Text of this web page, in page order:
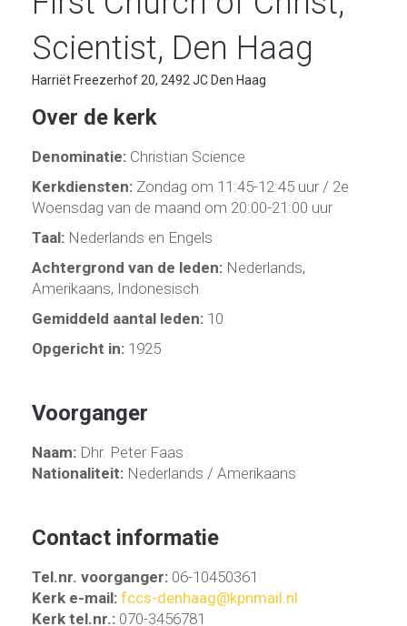
Scientist, Den Haag
Harriët Freezerhof 20, 2492 JC Den Haag
Over de kerk
Denominatie: Christian Science
Kerkdiensten: Zondag om 11:45-12:45 uur / 2e
Woensdag van de maand om 20:00-21:00 uur
Taal: Nederlands en Engels
Achtergrond van de leden: Nederlands,
Amerikaans, Indonesisch
Gemiddeld aantal leden: 10
Opgericht in: 1925
Voorganger
Naam: Dhr. Peter Faas
Nationaliteit: Nederlands / Amerikaans
Contact informatie
Tel.nr. voorganger: 06-10450361
Kerk e-mail: fccs-denhaag@kpnmail.nl
Kerk tel.nr.: 070-3456781